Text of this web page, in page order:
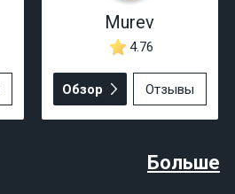
Murev
4.76
Обзор Отзывы
Больше